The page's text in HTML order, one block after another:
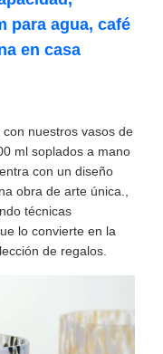
para agua, café
en casa
nuestros vasos de
ml soplados a mano
con un diseño
obra de arte única.,
técnicas
lo convierte en la
de regalos.